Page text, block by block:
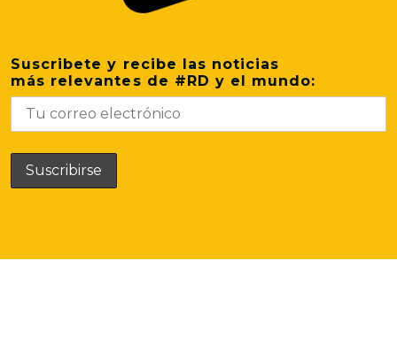
Suscribete y recibe las noticias
más relevantes de #RD y el mundo: